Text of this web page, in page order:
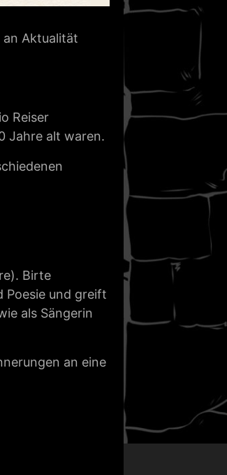
an Aktualität
Reiser
Jahre alt waren.
Birte
Poesie und greift
als Sängerin
an eine